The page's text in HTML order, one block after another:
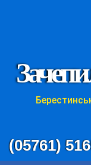
(05761)